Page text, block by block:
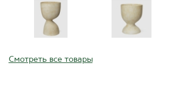
Смотреть все товары